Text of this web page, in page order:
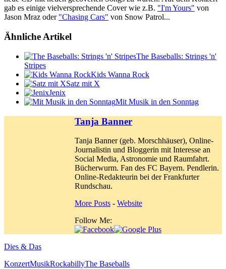
gab es einige vielversprechende Cover wie z.B. "I'm Yours" von
Jason Mraz oder "Chasing Cars" von Snow Patrol...
Ähnliche Artikel
The Baseballs: Strings 'n'
Stripes
Kids Wanna Rock
Satz mit X
Jenix
Mit Musik in den Sonntag
Tanja Banner
Tanja Banner (geb. Morschhäuser), Online-
Journalistin und Bloggerin mit Interesse an
Social Media, Astronomie und Raumfahrt.
Bücherwurm. Fan des FC Bayern. Pendlerin.
Online-Redakteurin bei der Frankfurter
Rundschau.
More Posts - Website
Follow Me:
Dies & Das
KonzertMusikRockabillyThe Baseballs